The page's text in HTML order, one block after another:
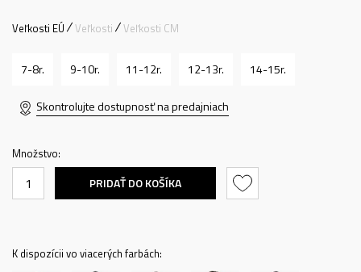
Veľkosti EÚ Veľkosti Veľkosti CM
7-8r. 9-10r. 11-12r. 12-13r. 14-15r.
Skontrolujte dostupnosť na predajniach
Množstvo:
PRIDAŤ DO KOŠÍKA
K dispozícii vo viacerých farbách: